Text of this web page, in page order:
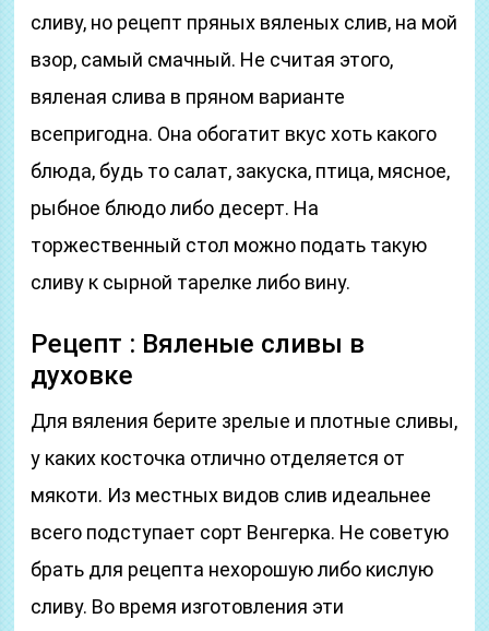
сливу, но рецепт пряных вяленых слив, на мой
взор, самый смачный. Не считая этого,
вяленая слива в пряном варианте
всепригодна. Она обогатит вкус хоть какого
блюда, будь то салат, закуска, птица, мясное,
рыбное блюдо либо десерт. На
торжественный стол можно подать такую
сливу к сырной тарелке либо вину.
Рецепт : Вяленые сливы в
духовке
Для вяления берите зрелые и плотные сливы,
у каких косточка отлично отделяется от
мякоти. Из местных видов слив идеальнее
всего подступает сорт Венгерка. Не советую
брать для рецепта нехорошую либо кислую
сливу. Во время изготовления эти